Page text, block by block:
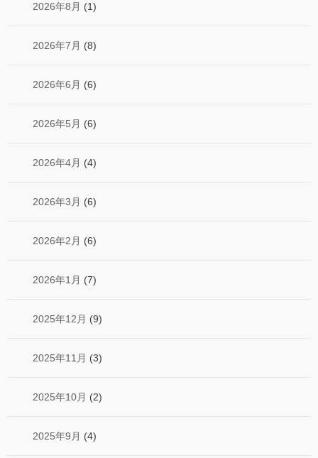
2026年8月 (1)
2026年7月 (8)
2026年6月 (6)
2026年5月 (6)
2026年4月 (4)
2026年3月 (6)
2026年2月 (6)
2026年1月 (7)
2025年12月 (9)
2025年11月 (3)
2025年10月 (2)
2025年9月 (4)